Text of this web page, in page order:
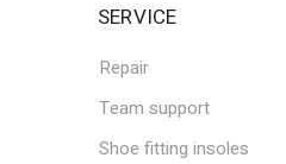
SERVICE
Repair
Team support
Shoe fitting insoles